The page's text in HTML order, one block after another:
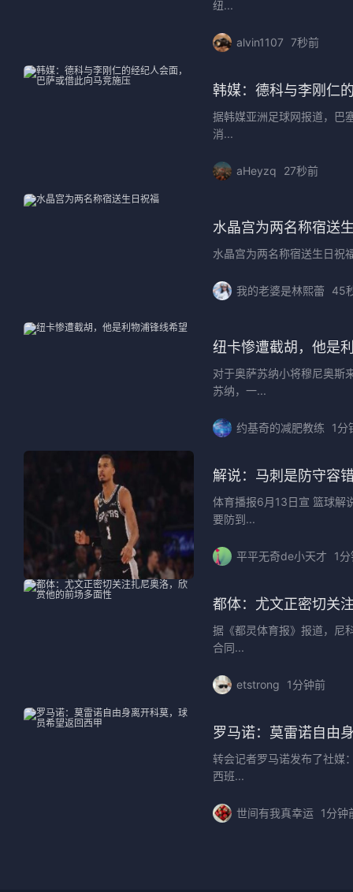
纽...
alvin1107 7秒前
韩媒：德科与李刚仁
据韩媒亚洲足球网报道，巴
消...
aHeyzq 27秒前
水晶宫为两名称宿送
水晶宫为两名称宿送生日祝
我的老婆是林熙蕾 45
纽卡惨遭截胡，他是
对于奥萨苏纳小将穆尼奥斯
苏纳，一...
约基奇的减肥教练 1分
解说：马刺是防守容
体育播报6月13日宣 篮球解
要防到...
平平无奇de小天才 1
都体：尤文正密切关
据《都灵体育报》报道，尼
合同...
etstrong 1分钟前
罗马诺：莫雷诺自由
转会记者罗马诺发布了社媒
西班...
世间有我真幸运 1分钟